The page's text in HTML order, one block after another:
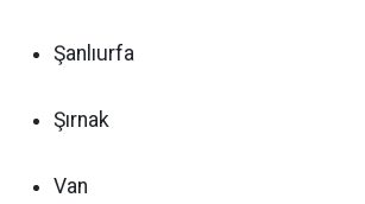
Şanlıurfa
Şırnak
Van